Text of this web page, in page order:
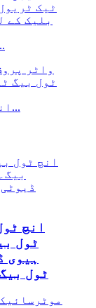
16 انچ کلوز ٹول بیگ ٹاپ وائی...
ٹول
ہیوی
ٹول بیگ